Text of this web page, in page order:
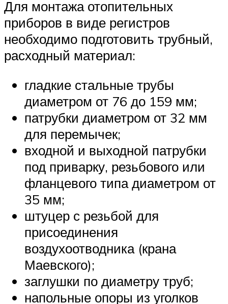
Для монтажа отопительных
приборов в виде регистров
необходимо подготовить трубный,
расходный материал:
гладкие стальные трубы
диаметром от 76 до 159 мм;
патрубки диаметром от 32 мм
для перемычек;
входной и выходной патрубки
под приварку, резьбового или
фланцевого типа диаметром от
35 мм;
штуцер с резьбой для
присоединения
воздухоотводника (крана
Маевского);
заглушки по диаметру труб;
напольные опоры из уголков